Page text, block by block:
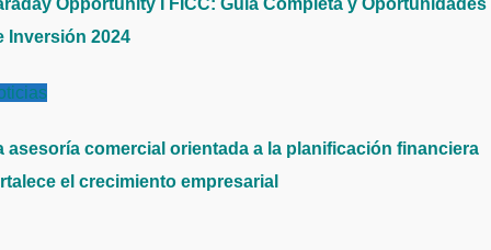
Inversión 2024
asesoría comercial orientada a la planificación financiera
el crecimiento empresarial